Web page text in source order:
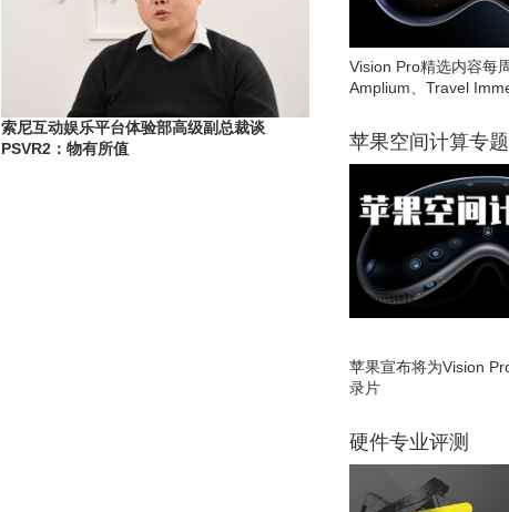
索尼互动娱乐平台体验部高级副总裁谈
PSVR2：物有所值
Vision Pro精选内容每
Amplium、Travel
苹果空间计算专题
苹果宣布将为Vision
录片
硬件专业评测